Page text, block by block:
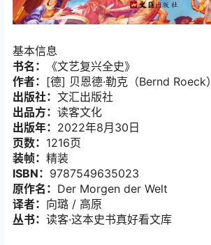
基本信息
书名：
《文艺复兴全史》
作者： [德] 贝恩德·勒克（Bernd Roeck）
出版社： 文汇出版社
出品方： 读客文化
出版年： 2022年8月30日
页数： 1216页
装帧： 精装
ISBN： 9787549635023
原作名： Der Morgen der Welt
译者： 向璐 / 高原
丛书： 读客·这本史书真好看文库